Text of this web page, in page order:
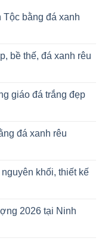
bằng đá xanh
bề thế, đá xanh rêu
giáo đá trắng đẹp
đá xanh rêu
khối, thiết kế
2026 tại Ninh